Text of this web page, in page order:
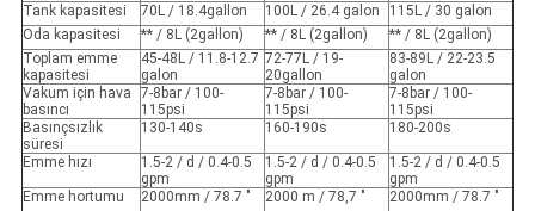
Tank kapasitesi
70L / 18.4gallon 100L / 26.4 galon
115L / 30 galon
Oda kapasitesi
** / 8L (2gallon) ** / 8L (2gallon)
** / 8L (2gallon)
Toplam emme
kapasitesi
45-48L / 11.8-12.7
galon
72-77L / 19-
20gallon
83-89L / 22-23.5
galon
Vakum için hava
basıncı
7-8bar / 100-
115psi
7-8bar / 100-
115psi
7-8bar / 100-
115psi
Basınçsızlık
süresi
130-140s 160-190s 180-200s
Emme hızı
1.5-2 / d / 0.4-0.5
gpm
1.5-2 / d / 0.4-0.5
gpm
1.5-2 / d / 0.4-0.5
gpm
Emme hortumu
2000mm / 78.7 " 2000 m / 78,7 "
2000mm / 78.7 "